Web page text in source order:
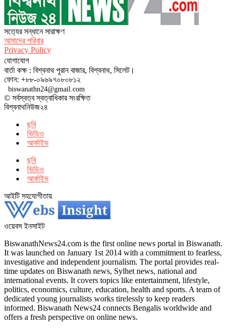
সত‌্যের সন্ধানে সারাক্ষণ
আমাদের পরিবার
Privacy Policy
যোগাযোগ
বার্তা কক্ষ : বিশ্বনাথ পুরান বাজার, বিশ্বনাথ, সিলেট।
ফোন: +৮৮-০৯৬৯৭০৮০৮১২
biswanathn24@gmail.com
© সর্বস্বত্ব স্বত্বাধিকার সংরক্ষিত
বিশ্বনাথনিউজ২৪
ছবি
ভিডিও
আর্কাইভ
ছবি
ভিডিও
আর্কাইভ
আইটি সহযোগীতায়
ওয়েবস ইনসাইট
BiswanathNews24.com is the first online news portal in Biswanath.
It was launched on January 1st 2014 with a commitment to fearless,
investigative and independent journalism. The portal provides real-
time updates on Biswanath news, Sylhet news, national and
international events. It covers topics like entertainment, lifestyle,
politics, economics, culture, education, health and sports. A team of
dedicated young journalists works tirelessly to keep readers
informed. Biswanath News24 connects Bengalis worldwide and
offers a fresh perspective on online news.